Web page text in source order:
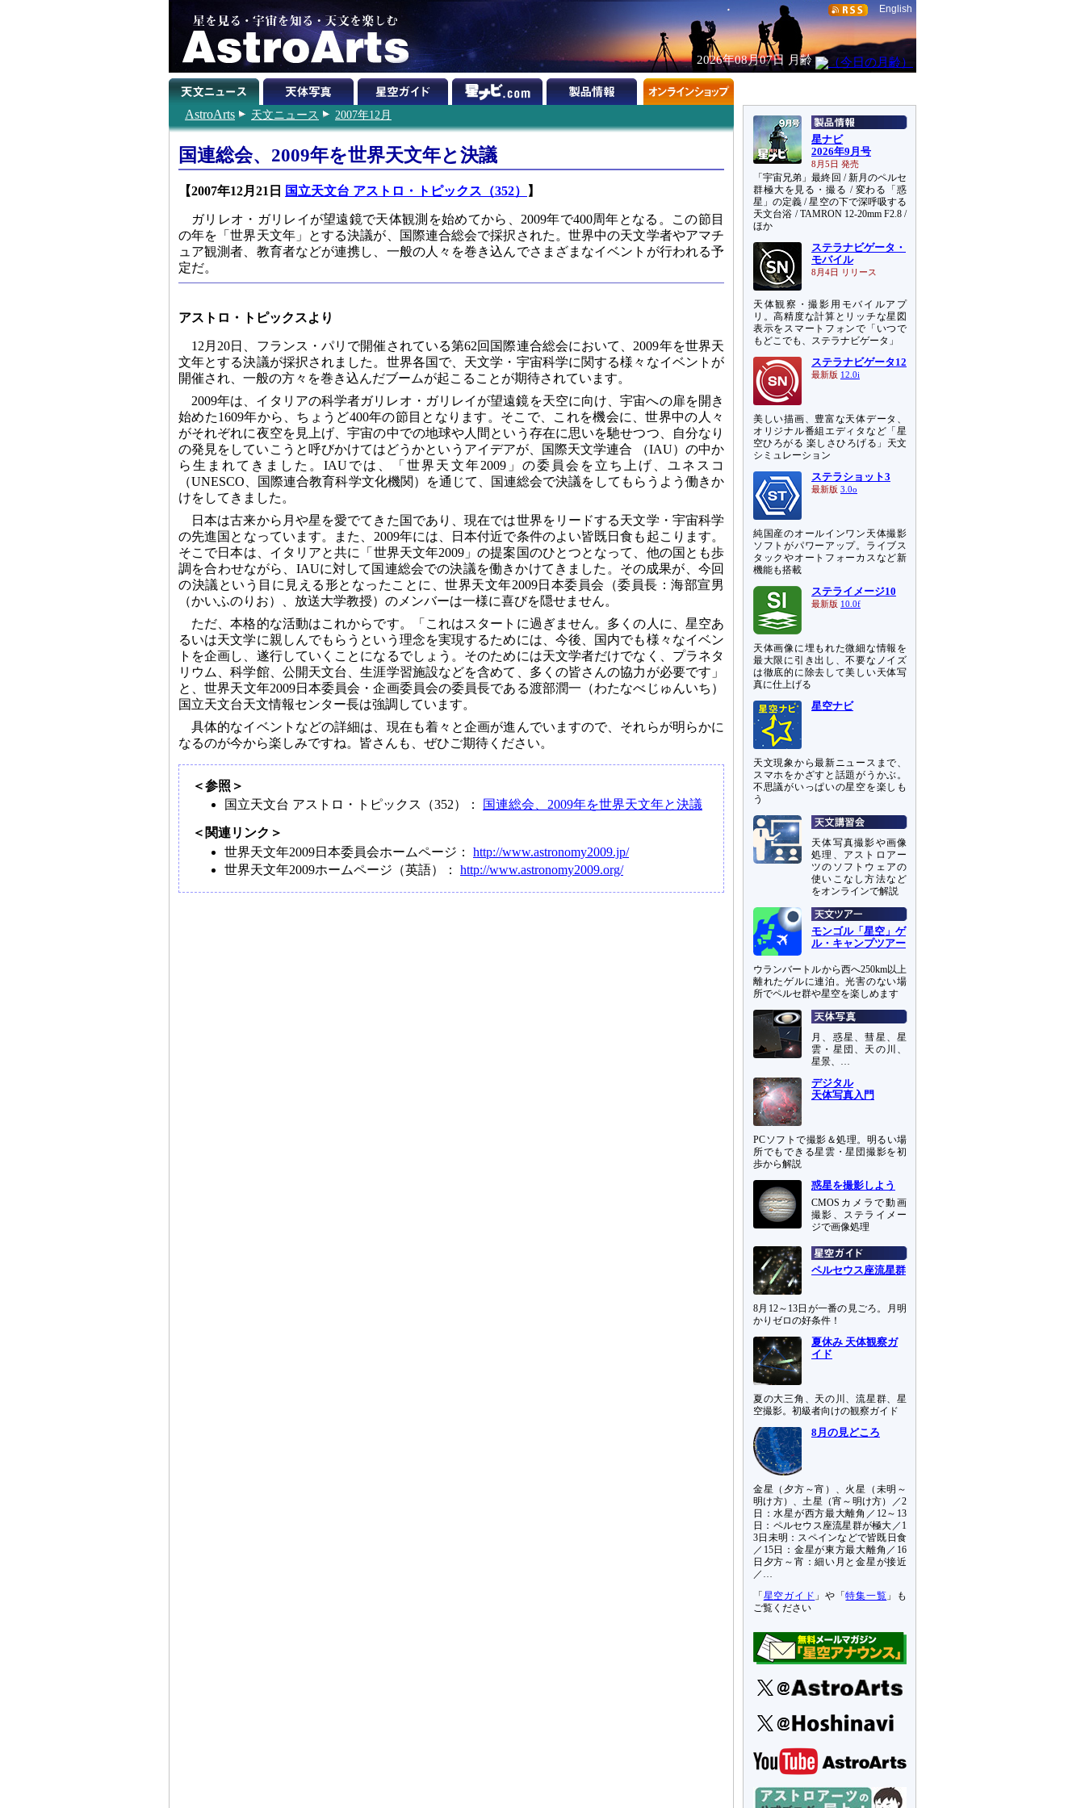
English
2026年08月07日 月齢
AstroArts 天文ニュース 2007年12月
国連総会、2009年を世界天文年と決議
【2007年12月21日 国立天文台 アストロ・トピックス（352） 】
ガリレオ・ガリレイが望遠鏡で天体観測を始めてから、2009年で400周年となる。この節目
の年を「世界天文年」とする決議が、国際連合総会で採択された。世界中の天文学者やアマチ
ュア観測者、教育者などが連携し、一般の人々を巻き込んでさまざまなイベントが行われる予
定だ。
アストロ・トピックスより
12月20日、フランス・パリで開催されている第62回国際連合総会において、2009年を世界天
文年とする決議が採択されました。世界各国で、天文学・宇宙科学に関する様々なイベントが
開催され、一般の方々を巻き込んだブームが起こることが期待されています。
2009年は、イタリアの科学者ガリレオ・ガリレイが望遠鏡を天空に向け、宇宙への扉を開き
始めた1609年から、ちょうど400年の節目となります。そこで、これを機会に、世界中の人々
がそれぞれに夜空を見上げ、宇宙の中での地球や人間という存在に思いを馳せつつ、自分なり
の発見をしていこうと呼びかけてはどうかというアイデアが、国際天文学連合 （IAU）の中か
ら生まれてきました。IAUでは、「世界天文年2009」の委員会を立ち上げ、ユネスコ
（UNESCO、国際連合教育科学文化機関）を通じて、国連総会で決議をしてもらうよう働きか
けをしてきました。
日本は古来から月や星を愛でてきた国であり、現在では世界をリードする天文学・宇宙科学
の先進国となっています。また、2009年には、日本付近で条件のよい皆既日食も起こります。
そこで日本は、イタリアと共に「世界天文年2009」の提案国のひとつとなって、他の国とも歩
調を合わせながら、IAUに対して国連総会での決議を働きかけてきました。その成果が、今回
の決議という目に見える形となったことに、世界天文年2009日本委員会（委員長：海部宣男
（かいふのりお）、放送大学教授）のメンバーは一様に喜びを隠せません。
ただ、本格的な活動はこれからです。「これはスタートに過ぎません。多くの人に、星空あ
るいは天文学に親しんでもらうという理念を実現するためには、今後、国内でも様々なイベン
トを企画し、遂行していくことになるでしょう。そのためには天文学者だけでなく、プラネタ
リウム、科学館、公開天文台、生涯学習施設などを含めて、多くの皆さんの協力が必要です」
と、世界天文年2009日本委員会・企画委員会の委員長である渡部潤一（わたなべじゅんいち）
国立天文台天文情報センター長は強調しています。
具体的なイベントなどの詳細は、現在も着々と企画が進んでいますので、それらが明らかに
なるのが今から楽しみですね。皆さんも、ぜひご期待ください。
＜参照＞
国立天文台 アストロ・トピックス（352）：
国連総会、2009年を世界天文年と決議
＜関連リンク＞
世界天文年2009日本委員会ホームページ： http://www.astronomy2009.jp/
世界天文年2009ホームページ（英語）： http://www.astronomy2009.org/
星ナビ
2026年9月号
8月5日 発売
「宇宙兄弟」最終回 / 新月のペルセ
群極大を見る・撮る / 変わる「惑
星」の定義 / 星空の下で深呼吸する
天文台浴 / TAMRON 12-20mm F2.8 /
ほか
ステラナビゲータ・
モバイル
8月4日 リリース
天体観察・撮影用モバイルアプ
リ。高精度な計算とリッチな星図
表示をスマートフォンで「いつで
もどこでも、ステラナビゲータ」
ステラナビゲータ12
最新版 12.0i
美しい描画、豊富な天体データ、
オリジナル番組エディタなど「星
空ひろがる 楽しさひろげる」天文
シミュレーション
ステラショット3
最新版 3.0o
純国産のオールインワン天体撮影
ソフトがパワーアップ。ライブス
タックやオートフォーカスなど新
機能も搭載
ステライメージ10
最新版 10.0f
天体画像に埋もれた微細な情報を
最大限に引き出し、不要なノイズ
は徹底的に除去して美しい天体写
真に仕上げる
星空ナビ
天文現象から最新ニュースまで、
スマホをかざすと話題がうかぶ。
不思議がいっぱいの星空を楽しも
う
天体写真撮影や画像
処理、アストロアー
ツのソフトウェアの
使いこなし方法など
をオンラインで解説
モンゴル「星空」ゲ
ル・キャンプツアー
ウランバートルから西へ250km以上
離れたゲルに連泊。光害のない場
所でペルセ群や星空を楽しめます
月、惑星、彗星、星
雲・星団、天の川、
星景、…
デジタル
天体写真入門
PCソフトで撮影＆処理。明るい場
所でもできる星雲・星団撮影を初
歩から解説
惑星を撮影しよう
CMOSカメラで動画
撮影、ステライメー
ジで画像処理
ペルセウス座流星群
8月12～13日が一番の見ごろ。月明
かりゼロの好条件！
夏休み 天体観察ガ
イド
夏の大三角、天の川、流星群、星
空撮影。初級者向けの観察ガイド
8月の見どころ
金星（夕方～宵）、火星（未明～
明け方）、土星（宵～明け方）／2
日：水星が西方最大離角／12～13
日：ペルセウス座流星群が極大／1
3日未明：スペインなどで皆既日食
／15日：金星が東方最大離角／16
日夕方～宵：細い月と金星が接近
／…
「 星空ガイド 」や「特集一覧 」も
ご覧ください